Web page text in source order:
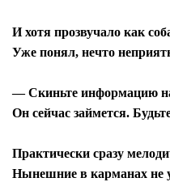
И хотя прозвучало как
Уже понял, нечто
— Скиньте информацию
Он сейчас займется.
Практически сразу
Нынешние в карманах не